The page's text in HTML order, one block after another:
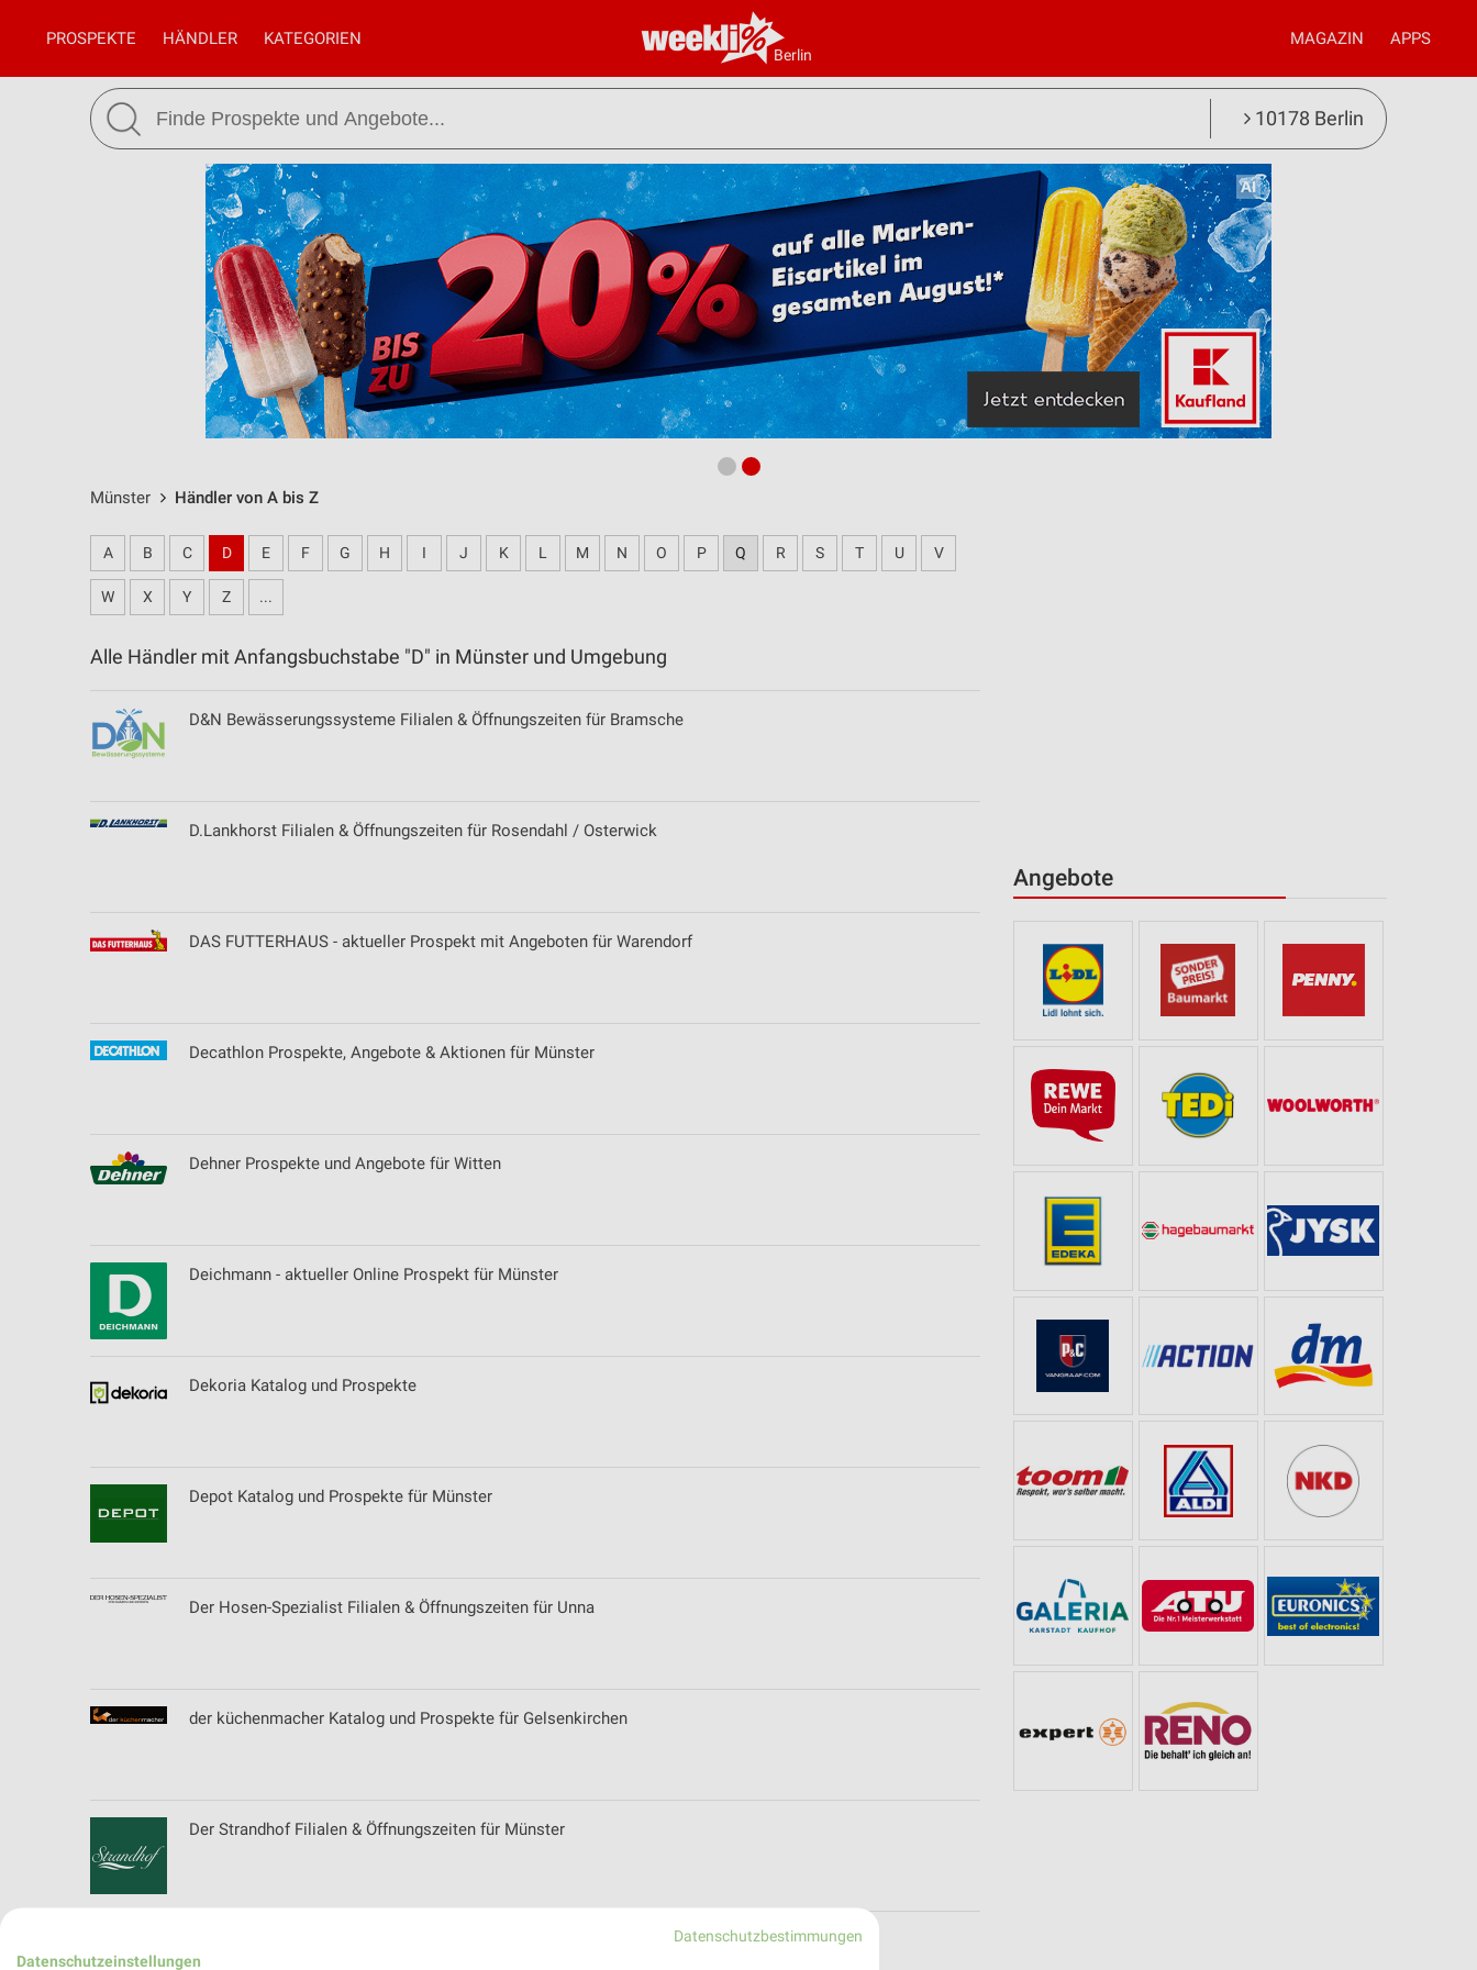
Berlin
PROSPEKTE HÄNDLER KATEGORIEN MAGAZIN APPS
10178 Berlin
Münster Händler von A bis Z
Angebote
A B C D E F G H I J K L M N O P Q R S T U V
W X Y Z ...
Alle Händler mit Anfangsbuchstabe "D" in Münster und Umgebung
D&N Bewässerungssysteme Filialen & Öffnungszeiten für Bramsche
D.Lankhorst Filialen & Öffnungszeiten für Rosendahl / Osterwick
DAS FUTTERHAUS - aktueller Prospekt mit Angeboten für Warendorf
Decathlon Prospekte, Angebote & Aktionen für Münster
Dehner Prospekte und Angebote für Witten
Deichmann - aktueller Online Prospekt für Münster
Dekoria Katalog und Prospekte
Depot Katalog und Prospekte für Münster
Der Hosen-Spezialist Filialen & Öffnungszeiten für Unna
der küchenmacher Katalog und Prospekte für Gelsenkirchen
Der Strandhof Filialen & Öffnungszeiten für Münster
Design Möbel Outlet Filialen & Öffnungszeiten für GeorgsmarienhütteDatenschutzbestimmungen
Datenschutzeinstellungen